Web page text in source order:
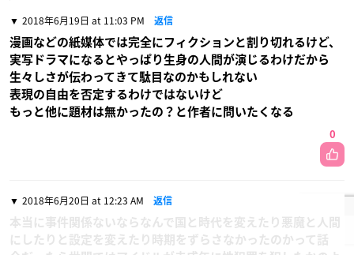
2018年6月19日 at 11:03 PM 返信
漫画などの紙媒体では完全にフィクションと割り切れるけど、
実写ドラマになるとやっぱり生身の人間が演じるわけだから
生々しさが伝わってきて駄目なのかもしれない
表現の自由を否定するわけではないけど
もっと他に題材は無かったの？と作者に問いたくなる
0
2018年6月20日 at 12:23 AM 返信
本当に事件関係ないならなんで国と時代を変えたり悪魔と人間
にしたりと設定を変えたり時期をずらさなかったのかって話